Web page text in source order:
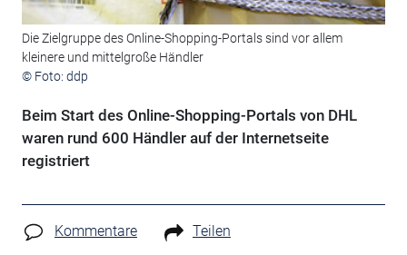
Die Zielgruppe des Online-Shopping-Portals sind vor allem
kleinere und mittelgroße Händler
© Foto: ddp
Beim Start des Online-Shopping-Portals von DHL
waren rund 600 Händler auf der Internetseite
registriert
Kommentare Teilen